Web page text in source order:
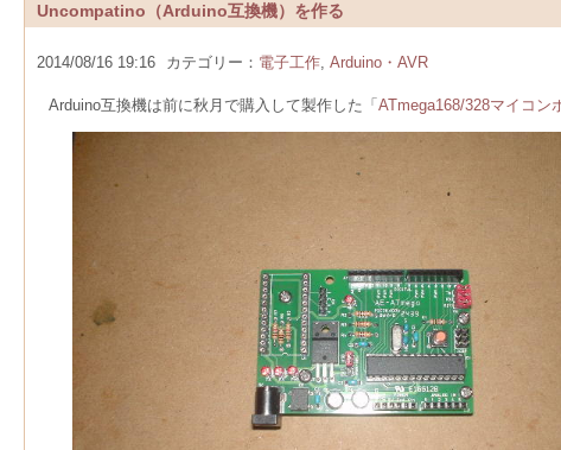
Uncompatino（Arduino互換機）を作る
2014/08/16 19:16 カテゴリー： 電子工作, Arduino・AVR
Arduino互換機は前に秋月で購入して製作した「 ATmega168/328マイコン